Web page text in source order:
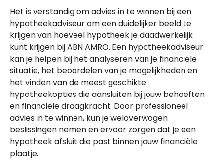
Het is verstandig om advies in te winnen bij een
hypotheekadviseur om een duidelijker beeld te
krijgen van hoeveel hypotheek je daadwerkelijk
kunt krijgen bij ABN AMRO. Een hypotheekadviseur
kan je helpen bij het analyseren van je financiële
situatie, het beoordelen van je mogelijkheden en
het vinden van de meest geschikte
hypotheekopties die aansluiten bij jouw behoeften
en financiële draagkracht. Door professioneel
advies in te winnen, kun je weloverwogen
beslissingen nemen en ervoor zorgen dat je een
hypotheek afsluit die past binnen jouw financiële
plaatje.